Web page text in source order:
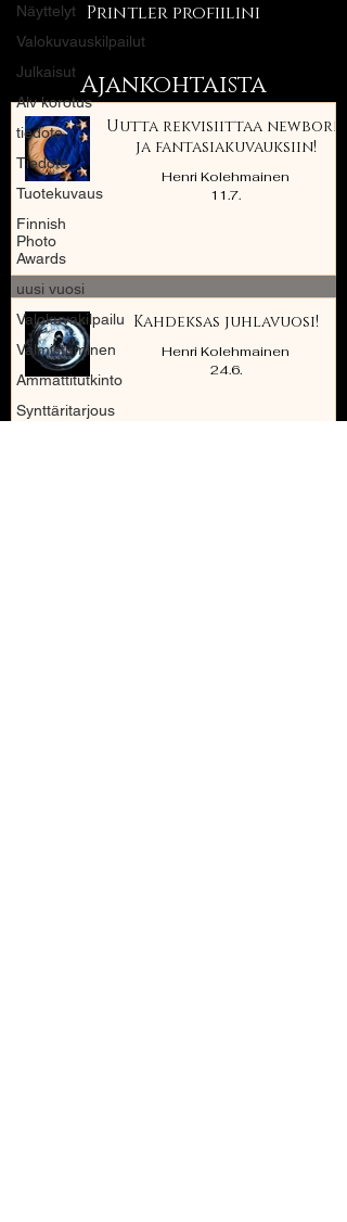
Näyttelyt
Valokuvauskilpailut
Julkaisut
Alv korotus
tiedote
Tiedote
Tuotekuvaus
Finnish
Photo
Awards
uusi vuosi
Valokuvakilpailu
Valmistuminen
Ammattitutkinto
Synttäritarjous
Printler profiilini
Ajankohtaista
Uutta rekvisiittaa newborn
ja fantasiakuvauksiin!
Henri Kolehmainen
11.7.
Kahdeksas juhlavuosi!
Henri Kolehmainen
24.6.